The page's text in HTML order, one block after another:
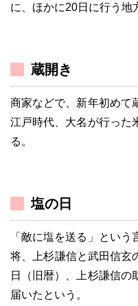
に、ほかに20日に行う地
蔵開き
商家などで、新年初めて
江戸時代、大名が行った
る。
塩の日
「敵に塩を送る」とい
将、上杉謙信と武田信玄
日（旧暦）、上杉謙信の
届いたという。